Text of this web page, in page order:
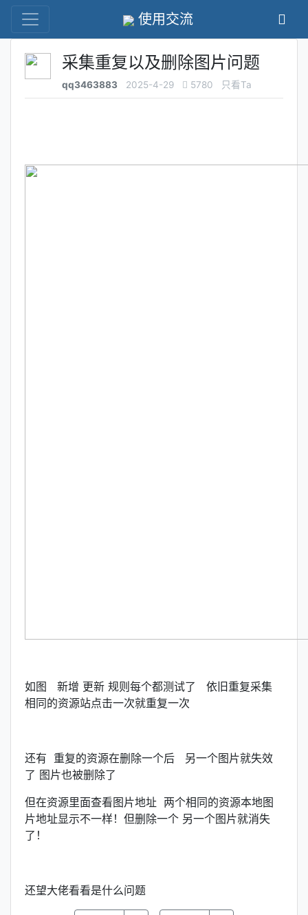
使用交流
采集重复以及删除图片问题
qq3463883 2025-4-29 5780 只看Ta
如图 新增 更新 规则每个都测试了 依旧重复采集
相同的资源站点击一次就重复一次
还有 重复的资源在删除一个后 另一个图片就失效
了 图片也被删除了
但在资源里面查看图片地址 两个相同的资源本地图
片地址显示不一样！但删除一个 另一个图片就消失
了！
还望大佬看看是什么问题